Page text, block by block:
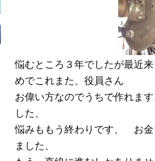
悩むところ３年でしたが最近
めでこれまた、役員さん
お偉い方なのでうちで作れま
した、
悩みももう終わりです、 お金
ました、